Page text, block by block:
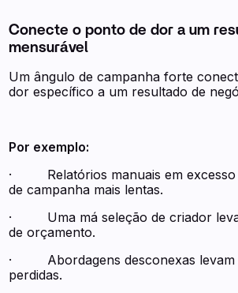
Conecte o ponto de dor a um
mensurável
Um ângulo de campanha forte
dor específico a um resultado de
Por exemplo:
· Relatórios manuais em excesso
de campanha mais lentas.
· Uma má seleção de criador leva
de orçamento.
· Abordagens desconexas levam
perdidas.